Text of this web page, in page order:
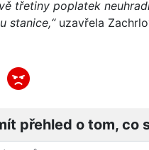
třetiny poplatek
stanice,“uzavřela
přehled o tom, co